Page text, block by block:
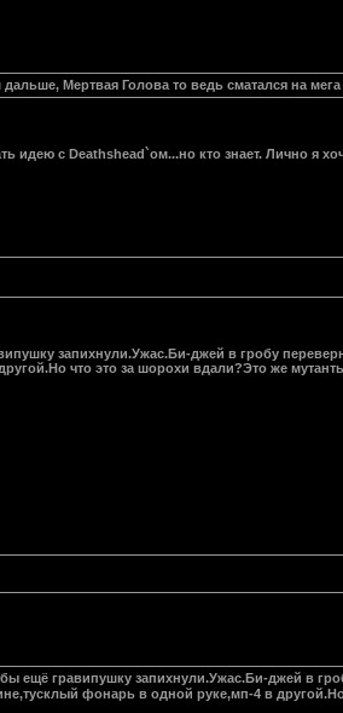
Мертвая Голова то ведь сматался на мега
идею с Deathshead`ом...но кто знает. Лично я
запихнули.Ужас.Би-джей в гробу
что это за шорохи вдали?Это же
ещё гравипушку запихнули.Ужас.Би-джей в
фонарь в одной руке,мп-4 в